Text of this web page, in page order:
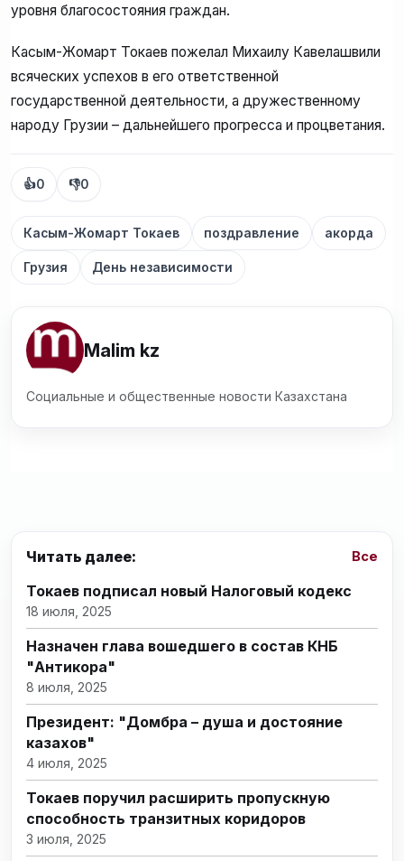
уровня благосостояния граждан.
Касым-Жомарт Токаев пожелал Михаилу Кавелашвили
всяческих успехов в его ответственной
государственной деятельности, а дружественному
народу Грузии – дальнейшего прогресса и процветания.
👍0 👎0
Касым-Жомарт Токаев поздравление акорда
Грузия День независимости
Malim kz
Социальные и общественные новости Казахстана
Читать далее: Все
Токаев подписал новый Налоговый кодекс
18 июля, 2025
Назначен глава вошедшего в состав КНБ
"Антикора"
8 июля, 2025
Президент: "Домбра – душа и достояние
казахов"
4 июля, 2025
Токаев поручил расширить пропускную
способность транзитных коридоров
3 июля, 2025